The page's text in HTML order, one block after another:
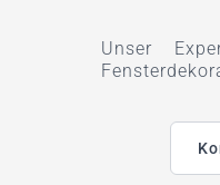
Unser